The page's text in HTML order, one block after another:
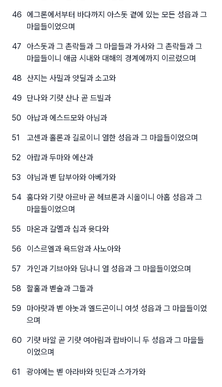
46 에그론에서부터 바다까지 아스돗 곁에 있는 모든 성읍과 그
마을들이었으며
47
아스돗과 그 촌락들과 그 마을들과 가사와 그 촌락들과 그
마을들이니 애굽 시내와 대해의 경계에까지 이르렀으며
48 산지는 사밀과 얏딜과 소고와
49 단나와 기럇 산나 곧 드빌과
50 아납과 에스드모와 아님과
51 고센과 홀론과 길로이니 열한 성읍과 그 마을들이었으며
52 아랍과 두마와 에산과
53 야님과 벧 답부아와 아베가와
54 훔다와 기럇 아르바 곧 헤브론과 시올이니 아홉 성읍과 그
마을들이었으며
55 마온과 갈멜과 십과 윳다와
56 이스르엘과 욕드암과 사노아와
57 가인과 기브아와 딤나니 열 성읍과 그 마을들이었으며
58 할훌과 벧술과 그돌과
59
마아랏과 벧 아놋과 엘드곤이니 여섯 성읍과 그 마을들이었
으며
60 기럇 바알 곧 기럇 여아림과 랍바이니 두 성읍과 그 마을들
이었으며
61 광야에는 벧 아라바와 밋딘과 스가가와